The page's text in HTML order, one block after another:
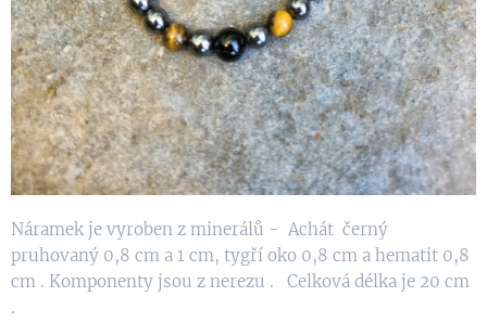
Náramek je vyroben z minerálů - Achát černý
pruhovaný 0,8 cm a 1 cm, tygří oko 0,8 cm a hematit 0,8
cm . Komponenty jsou z nerezu . Celková délka je 20 cm
.